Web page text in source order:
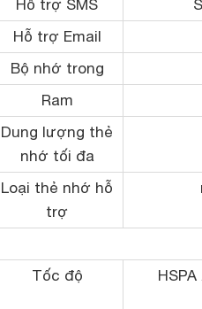
Hỗ trợ SMS
Hỗ trợ Email
Bộ nhớ trong
Ram
Dung lượng thẻ
nhớ tối đa
Loại thẻ nhớ hỗ
trợ
Tốc độ